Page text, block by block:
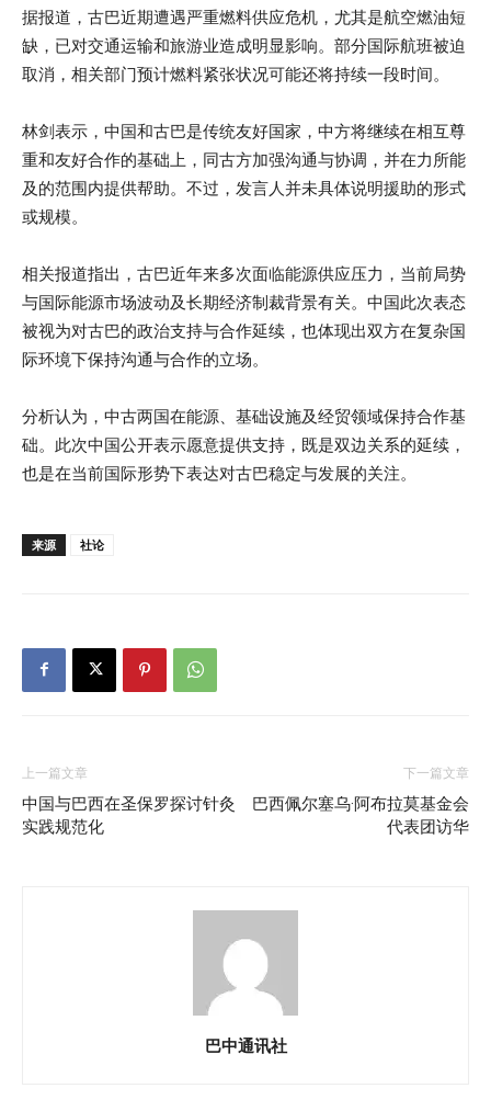
据报道，古巴近期遭遇严重燃料供应危机，尤其是航空燃油短
缺，已对交通运输和旅游业造成明显影响。部分国际航班被迫
取消，相关部门预计燃料紧张状况可能还将持续一段时间。
林剑表示，中国和古巴是传统友好国家，中方将继续在相互尊
重和友好合作的基础上，同古方加强沟通与协调，并在力所能
及的范围内提供帮助。不过，发言人并未具体说明援助的形式
或规模。
相关报道指出，古巴近年来多次面临能源供应压力，当前局势
与国际能源市场波动及长期经济制裁背景有关。中国此次表态
被视为对古巴的政治支持与合作延续，也体现出双方在复杂国
际环境下保持沟通与合作的立场。
分析认为，中古两国在能源、基础设施及经贸领域保持合作基
础。此次中国公开表示愿意提供支持，既是双边关系的延续，
也是在当前国际形势下表达对古巴稳定与发展的关注。
来源 社论
上一篇文章
中国与巴西在圣保罗探讨针灸
实践规范化
下一篇文章
巴西佩尔塞乌·阿布拉莫基金会
代表团访华
巴中通讯社